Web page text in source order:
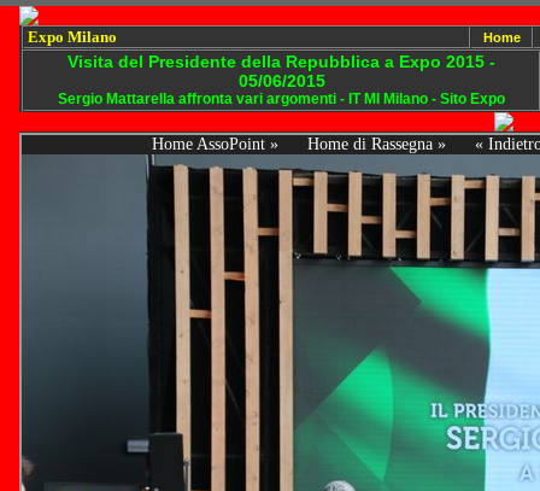
Expo Milano Home
Visita del Presidente della Repubblica a Expo 2015 -
05/06/2015
Sergio Mattarella affronta vari argomenti - IT MI Milano - Sito Expo